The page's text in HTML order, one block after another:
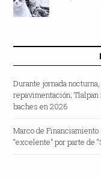
Durante jornada
repavimentación;
baches en 2026
Marco de
“excelente” por parte de